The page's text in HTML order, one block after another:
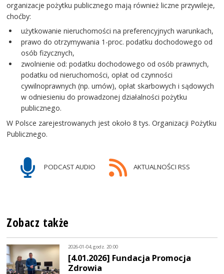
organizacje pożytku publicznego mają również liczne przywileje,
choćby:
użytkowanie nieruchomości na preferencyjnych warunkach,
prawo do otrzymywania 1-proc. podatku dochodowego od
osób fizycznych,
zwolnienie od: podatku dochodowego od osób prawnych,
podatku od nieruchomości, opłat od czynności
cywilnoprawnych (np. umów), opłat skarbowych i sądowych
w odniesieniu do prowadzonej działalności pożytku
publicznego.
W Polsce zarejestrowanych jest około 8 tys. Organizacji Pożytku
Publicznego.
PODCAST AUDIO AKTUALNOŚCI RSS
Zobacz także
2026-01-04, godz. 20:00
[4.01.2026] Fundacja Promocja
Zdrowia